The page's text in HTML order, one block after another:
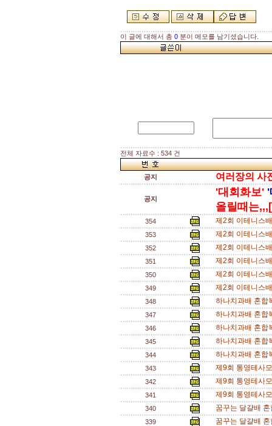
이 글에 대해서 총 0 분이 메모를 남기셨습니다.
전체 자료수 : 534 건
공지 여러장의 사
공지
'대회화보' '
올릴때는
354 제2회 이테니스
353 제2회 이테니스
352 제2회 이테니스
351 제2회 이테니스
350 제2회 이테니스
349 제2회 이테니스
348 하나치과배 혼합
347 하나치과배 혼합
346 하나치과배 혼합
345 하나치과배 혼합
344 하나치과배 혼합
343 제9회 통영테사
342 제9회 통영테사
341 제9회 통영테사
340 꿈꾸는 달걀배
339 꿈꾸는 달걀배